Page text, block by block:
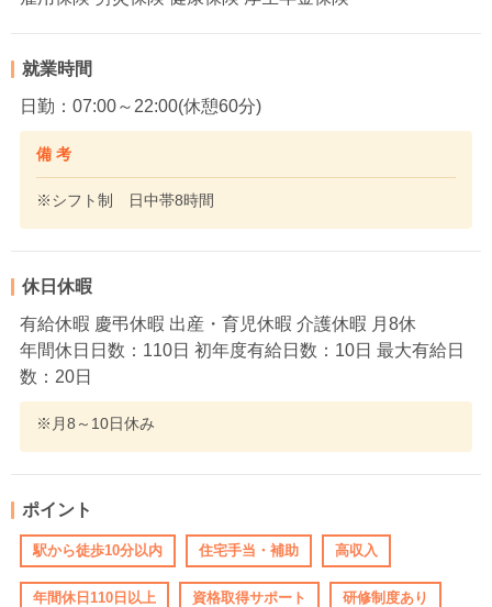
就業時間
日勤：07:00～22:00(休憩60分)
備 考
※シフト制 日中帯8時間
休日休暇
有給休暇 慶弔休暇 出産・育児休暇 介護休暇 月8休
年間休日日数：110日 初年度有給日数：10日 最大有給日
数：20日
※月8～10日休み
ポイント
駅から徒歩10分以内 住宅手当・補助 高収入
年間休日110日以上 資格取得サポート 研修制度あり